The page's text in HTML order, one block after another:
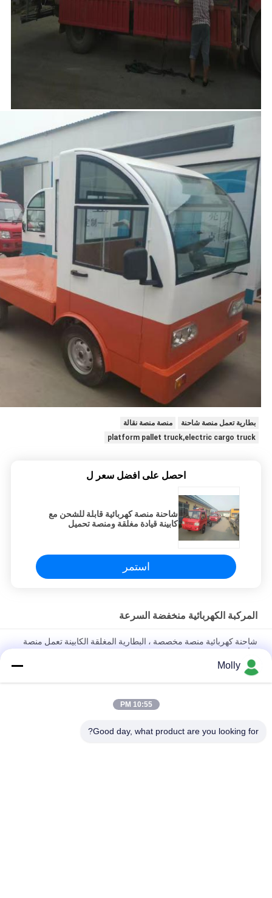
بطارية تعمل منصة شاحنة
منصة منصة نقالة
platform pallet truck,electric cargo truck
احصل على افضل سعر ل
شاحنة منصة كهربائية قابلة للشحن مع
كابينة قيادة مغلقة ومنصة تحميل
استمر
المركبة الكهربائية منخفضة السرعة
شاحنة كهربائية منصة مخصصة ، البطارية المغلقة الكابينة تعمل منصة
شاحنة
مركبة الشحن الكهربائية التي تعمل ببطارية الليثيوم مع منصة تحميل
وحواجز قابلة للطي
4 مقاعد منصة مركبة كهربائية شاحنة المبحرة مع صفر الانبعاثات صديقة
Molly
10:55 PM
Good day, what product are you looking for?